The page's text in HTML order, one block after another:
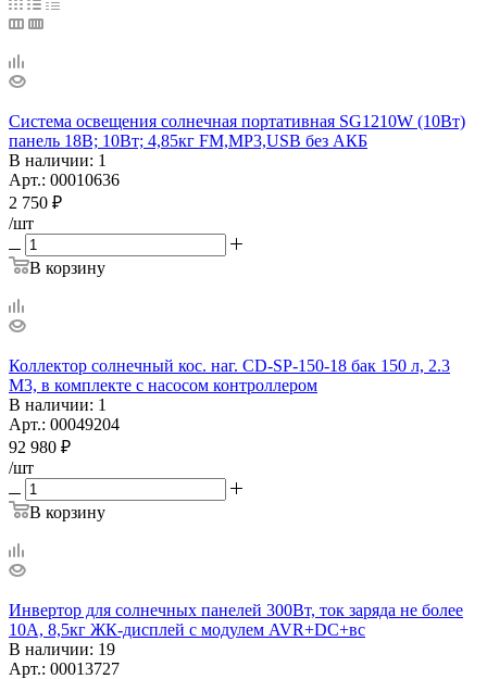
Система освещения солнечная портативная SG1210W (10Вт)
панель 18В; 10Вт; 4,85кг FM,MP3,USB без АКБ
В наличии: 1
Арт.: 00010636
2 750 ₽
/шт
В корзину
Коллектор солнечный кос. наг. CD-SP-150-18 бак 150 л, 2.3
М3, в комплекте с насосом контроллером
В наличии: 1
Арт.: 00049204
92 980 ₽
/шт
В корзину
Инвертор для солнечных панелей 300Вт, ток заряда не более
10А, 8,5кг ЖК-дисплей с модулем AVR+DC+вс
В наличии: 19
Арт.: 00013727